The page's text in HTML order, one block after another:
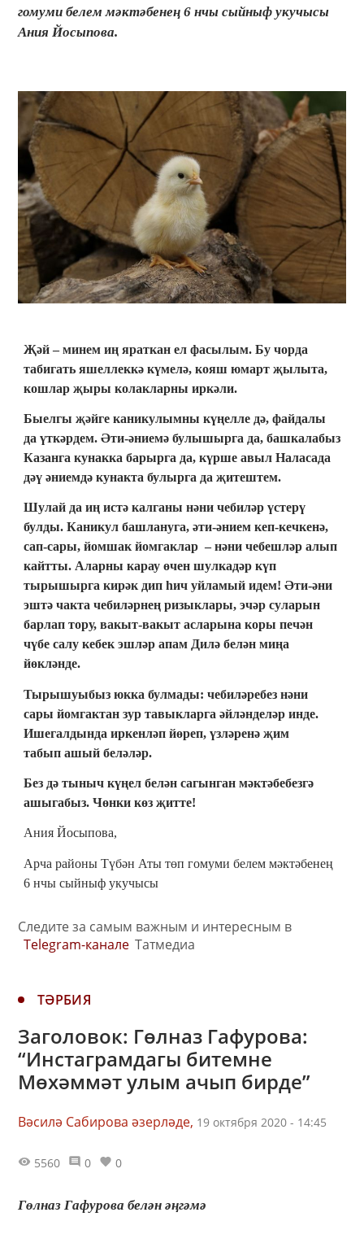
гомуми белем мәктәбенең 6 нчы сыйныф укучысы
Ания Йосыпова.
Җәй – минем иң яраткан ел фасылым. Бу чорда
табигать яшеллеккә күмелә, кояш юмарт җылыта,
кошлар җыры колакларны иркәли.
Быелгы җәйге каникулымны күңелле дә, файдалы
да үткәрдем. Әти-әниемә булышырга да, башкалабыз
Казанга кунакка барырга да, күрше авыл Наласада
дәү әниемдә кунакта булырга да җитештем.
Шулай да иң истә калганы нәни чебиләр үстерү
булды. Каникул башлануга, әти-әнием кеп-кечкенә,
сап-сары, йомшак йомгаклар – нәни чебешләр алып
кайтты. Аларны карау өчен шулкадәр күп
тырышырга кирәк дип һич уйламый идем! Әти-әни
эштә чакта чебиләрнең ризыклары, эчәр суларын
барлап тору, вакыт-вакыт асларына коры печән
чүбе салу кебек эшләр апам Дилә белән миңа
йөкләнде.
Тырышуыбыз юкка булмады: чебиләребез нәни
сары йомгактан зур тавыкларга әйләнделәр инде.
Ишегалдында иркенләп йөреп, үзләренә җим
табып ашый беләләр.
Без дә тыныч күңел белән сагынган мәктәбебезгә
ашыгабыз. Чөнки көз җитте!
Ания Йосыпова,
Арча районы Түбән Аты төп гомуми белем мәктәбенең
6 нчы сыйныф укучысы
Следите за самым важным и интересным в
Telegram-канале Татмедиа
ТӘРБИЯ
Заголовок: Гөлназ Гафурова:
“Инстаграмдагы битемне
Мөхәммәт улым ачып бирде”
Вәсилә Сабирова әзерләде, 19 октября 2020 - 14:45
5560 0 0
Гөлназ Гафурова белән әңгәмә